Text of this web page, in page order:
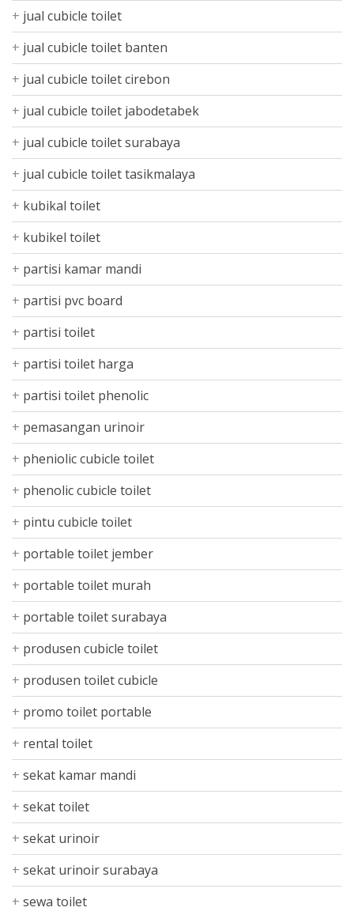
jual cubicle toilet
jual cubicle toilet banten
jual cubicle toilet cirebon
jual cubicle toilet jabodetabek
jual cubicle toilet surabaya
jual cubicle toilet tasikmalaya
kubikal toilet
kubikel toilet
partisi kamar mandi
partisi pvc board
partisi toilet
partisi toilet harga
partisi toilet phenolic
pemasangan urinoir
pheniolic cubicle toilet
phenolic cubicle toilet
pintu cubicle toilet
portable toilet jember
portable toilet murah
portable toilet surabaya
produsen cubicle toilet
produsen toilet cubicle
promo toilet portable
rental toilet
sekat kamar mandi
sekat toilet
sekat urinoir
sekat urinoir surabaya
sewa toilet